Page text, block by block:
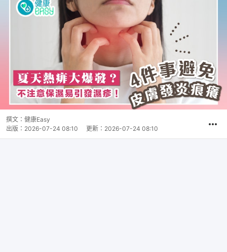
撰文： 健康Easy
出版： 2026-07-24 08:10 更新： 2026-07-24 08:10